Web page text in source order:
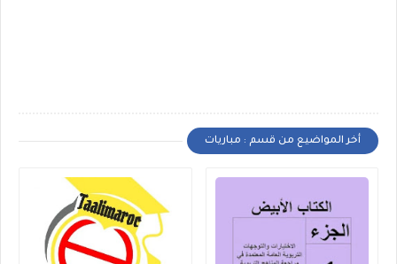
أخر المواضيع من قسم : مباريات